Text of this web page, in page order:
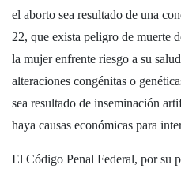
el aborto sea resultado de una
22, que exista peligro de muerte
la mujer enfrente riesgo a su
alteraciones congénitas o
sea resultado de inseminación
haya causas económicas para
El Código Penal Federal, por su